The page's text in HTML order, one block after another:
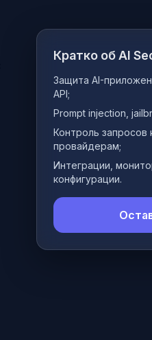
Кратко об AI
Защита AI-
API;
Prompt injection,
Контроль запросов
провайдерам;
Интеграции,
конфигурации.